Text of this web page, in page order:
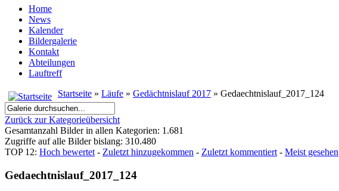
Home
News
Kalender
Bildergalerie
Kontakt
Abteilungen
Lauftreff
Startseite » Läufe » Gedächtnislauf 2017 » Gedaechtnislauf_2017_124
Zurück zur Kategorieübersicht
Gesamtanzahl Bilder in allen Kategorien: 1.681
Zugriffe auf alle Bilder bislang: 310.480
TOP 12: Hoch bewertet- Zuletzt hinzugekommen - Zuletzt kommentiert- Meist gesehen
Gedaechtnislauf_2017_124